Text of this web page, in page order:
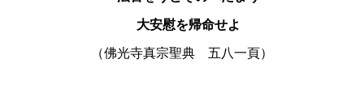
大安慰を帰命せよ
（佛光寺真宗聖典 五八一頁）